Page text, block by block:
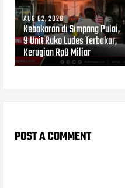
AUG 02, 2026
Kebakaran di Simpang Pulai,
9 Unit Ruko Ludes Terbakar,
Kerugian Rp8 Miliar
POST A COMMENT